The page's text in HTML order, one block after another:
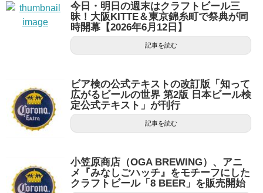
今日・明日の週末はクラフトビール三
昧！大阪KITTE＆東京錦糸町で祭典が同
時開幕【2026年6月12日】
記事を読む
ビア検の公式テキストの改訂版「知って
広がるビールの世界 第2版 日本ビール検
定公式テキスト」が刊行
記事を読む
小笠原商店（OGA BREWING）、アニ
メ『みなしごハッチ』をモチーフにした
クラフトビール「8 BEER」を販売開始